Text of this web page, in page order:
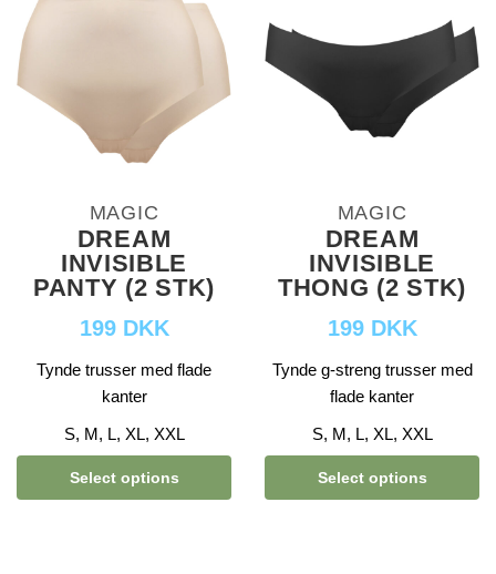
MAGIC
DREAM
INVISIBLE
PANTY (2 STK)
199 DKK
Tynde trusser med flade
kanter
S, M, L, XL, XXL
Select options
MAGIC
DREAM
INVISIBLE
THONG (2 STK)
199 DKK
Tynde g-streng trusser med
flade kanter
S, M, L, XL, XXL
Select options